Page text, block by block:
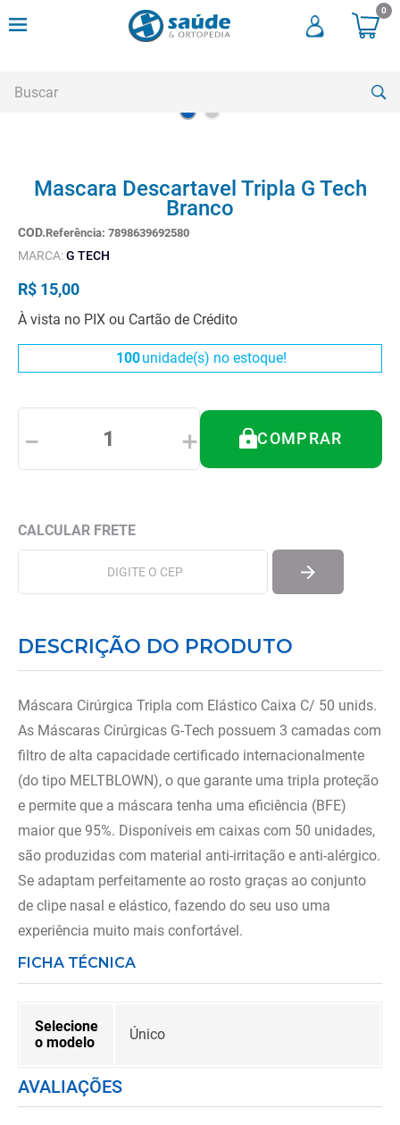
0
Mascara Descartavel Tripla G Tech
Branco
Referência: 7898639692580
MARCA:G TECH
R$ 15,00
À vista no PIX ou Cartão de Crédito
100unidade(s) no estoque!
＋
－ COMPRAR
DESCRIÇÃO DO PRODUTO
Máscara Cirúrgica Tripla com Elástico Caixa C/ 50 unids.
As Máscaras Cirúrgicas G-Tech possuem 3 camadas com
filtro de alta capacidade certificado internacionalmente
(do tipo MELTBLOWN), o que garante uma tripla proteção
e permite que a máscara tenha uma eficiência (BFE)
maior que 95%. Disponíveis em caixas com 50 unidades,
são produzidas com material anti-irritação e anti-alérgico.
Se adaptam perfeitamente ao rosto graças ao conjunto
de clipe nasal e elástico, fazendo do seu uso uma
experiência muito mais confortável.
FICHA TÉCNICA
Selecione
o modelo
Único
AVALIAÇÕES
andadores
3º
cadeira rodas
4º
bota imobilizadora
5º
andador
6º
imobilizador joelho
7º
cadeira rodas agile
8º
tipoia
º
cadeira higienica
10º munique